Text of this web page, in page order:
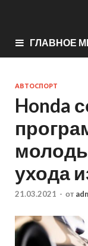
ГЛАВНОЕ
АВТОСПОРТ
Honda
ухода
21.03.2021 - от